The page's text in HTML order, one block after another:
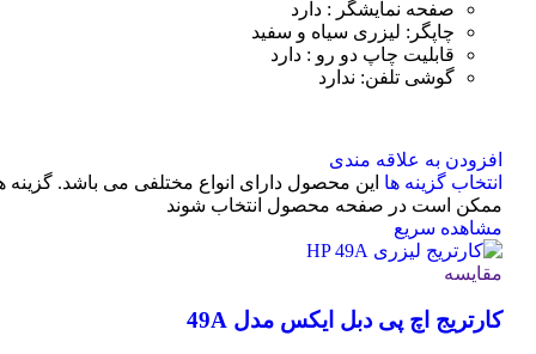
صفحه نمایشگر : دارد
چاپگر: لیزری سیاه و سفید
قابلیت چاپ دو رو : دارد
گوشی تلفن: ندارد
افزودن به علاقه مندی
انتخاب گزینه ها این محصول دارای انواع مختلفی می باشد. گزینه
ممکن است در صفحه محصول انتخاب شوند
مشاهده سریع
مقایسه
کارتریج اچ پی دبل ایکس مدل 49A